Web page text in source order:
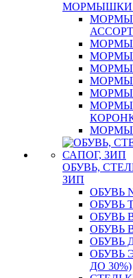
МОРМЫШКИ
ОБУВЬ,
ЗИП
ОБУВЬ
ОБУВЬ
ОБУВЬ
ОБУВЬ
ОБУВЬ
ОБУВЬ
ДО 30%)